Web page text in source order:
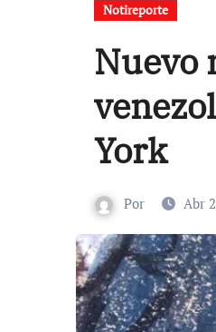
Notireporte
Nuevo
York
Por Abr